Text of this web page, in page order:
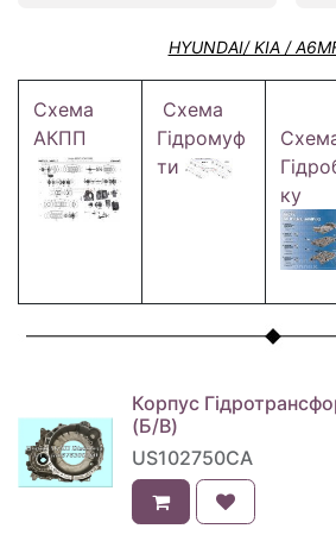
HYUNDAI/ KIA /
Схема
АКПП
Схема
Гідромуф
ти
ку
Корпус
(Б/В)
US102750CA